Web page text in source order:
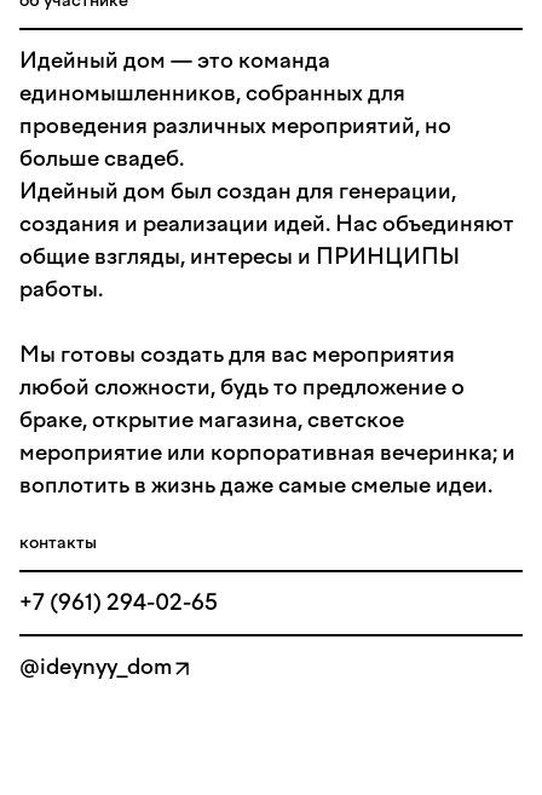
Идейный дом — это команда
единомышленников, собранных для
проведения различных мероприятий, но
больше свадеб.
Идейный дом был создан для генерации,
создания и реализации идей. Нас объединяют
общие взгляды, интересы и ПРИНЦИПЫ
работы.
Мы готовы создать для вас мероприятия
любой сложности, будь то предложение о
браке, открытие магазина, светское
мероприятие или корпоративная вечеринка; и
воплотить в жизнь даже самые смелые идеи.
контакты
+7 (961) 294-02-65
@ideynyy_dom